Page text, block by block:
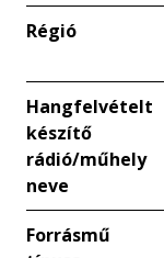
Régió
Hangfelvételt
készítő
rádió/műhely
neve
Forrásmű